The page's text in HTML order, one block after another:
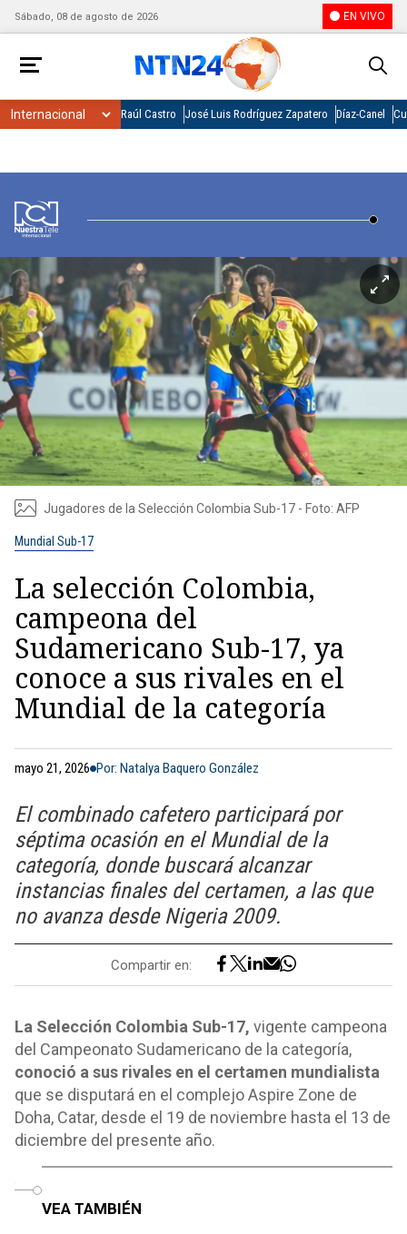
Sábado, 08 de agosto de 2026 EN VIVO
Raúl Castro José Luis Rodríguez Zapatero Díaz-Canel
Jugadores de la Selección Colombia Sub-17 - Foto: AFP
Mundial Sub-17
La selección Colombia,
campeona del
Sudamericano Sub-17, ya
conoce a sus rivales en el
Mundial de la categoría
mayo 21, 2026 Por: Natalya Baquero González
El combinado cafetero participará por
séptima ocasión en el Mundial de la
categoría, donde buscará alcanzar
instancias finales del certamen, a las que
no avanza desde Nigeria 2009.
Compartir en:
La Selección Colombia Sub-17, vigente campeona
del Campeonato Sudamericano de la categoría,
conoció a sus rivales en el certamen mundialista
que se disputará en el complejo Aspire Zone de
Doha, Catar, desde el 19 de noviembre hasta el 13 de
diciembre del presente año.
VEA TAMBIÉN